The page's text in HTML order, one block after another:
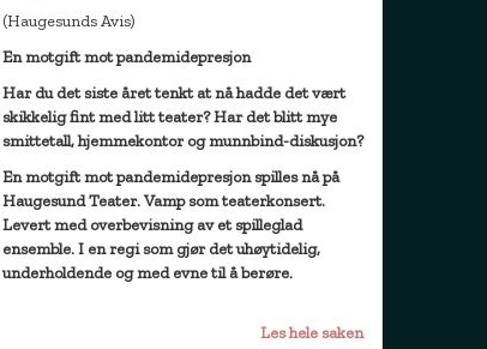
(Haugesunds Avis)
En motgift mot pandemidepresjon
Har du det siste året tenkt at nå hadde det vært
skikkelig fint med litt teater? Har det blitt mye
smittetall, hjemmekontor og munnbind-diskusjon?
En motgift mot pandemidepresjon spilles nå på
Haugesund Teater. Vamp som teaterkonsert.
Levert med overbevisning av et spilleglad
ensemble. I en regi som gjør det uhøytidelig,
underholdende og med evne til å berøre.
Les hele saken